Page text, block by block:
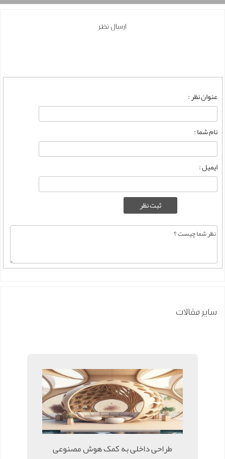
ارسال نظر
عنوان نظر :
نام شما :
ایمیل :
سایر مقالات
طراحی داخلی به کمک هوش مصنوعی